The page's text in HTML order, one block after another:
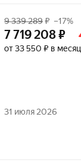
9 339 289₽ –17%
7 719 208₽
от 33 550 ₽ в месяц
31 июля 2026